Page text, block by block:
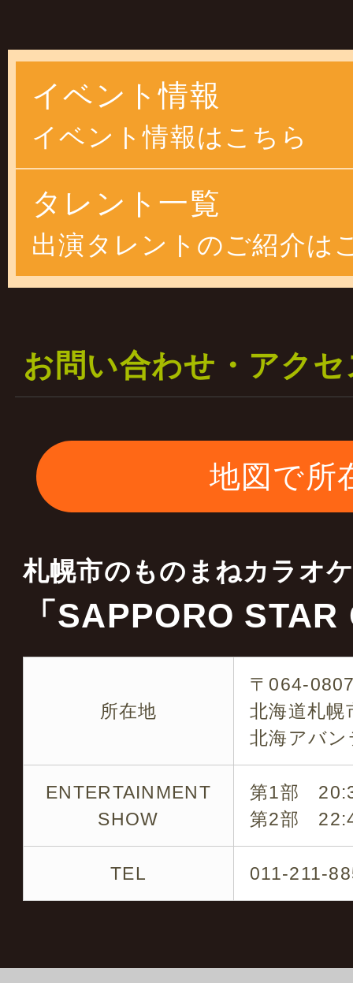
2025年03月14日
２０２５年４月より物
恐縮ですが
価格改正させていただ
一部の料金は据え置き
二部の料金を￥５００
します
ご理解宜しくお願いい
2023年01月17日
当店はキャスティング
全国各地 ものまね・お
各タレントのキャステ
企業パーティー・結婚
の周年など
※ 是非お気軽にお問い
キャスティング実績の一
イベント情報
イベント情報はこちら
タレント一覧
出演タレントのご紹介は
お問い合わせ・アク
地図で所
札幌市のものまねカラオ
「SAPPORO
所在地
〒064-
北海道札幌
北海アバ
ENTERTAINMENT
SHOW
第1部
第2部
TEL 011-211-